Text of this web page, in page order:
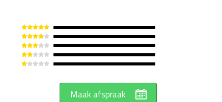
Maak afspraak